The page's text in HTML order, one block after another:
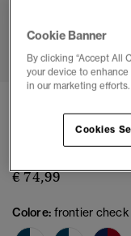
1
(3)
€ 74,99
Colore: frontier check
Cookie Banner
By clicking “Accept All
your device to
in our marketing efforts.
Cookies